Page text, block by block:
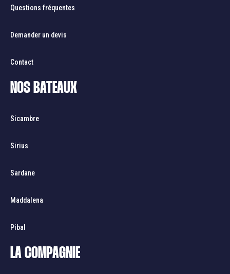
Questions fréquentes
Demander un devis
Contact
NOS BATEAUX
Sicambre
Sirius
Sardane
Maddalena
Pibal
LA COMPAGNIE